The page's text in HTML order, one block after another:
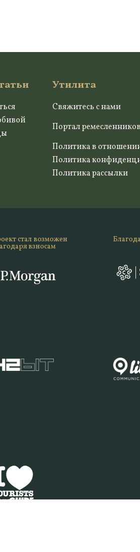
Утилита
Свяжитесь с нами
Портал ремесленников
Политика в
Политика
Политика рассылки
стал возможен
взносам